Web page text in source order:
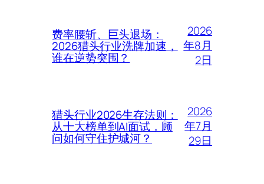
费率腰斩、巨头退场：
2026猎头行业洗牌加速，
谁在逆势突围？
2026
年8月
2日
猎头行业2026生存法则：
从十大榜单到AI面试，顾
问如何守住护城河？
2026
年7月
29日